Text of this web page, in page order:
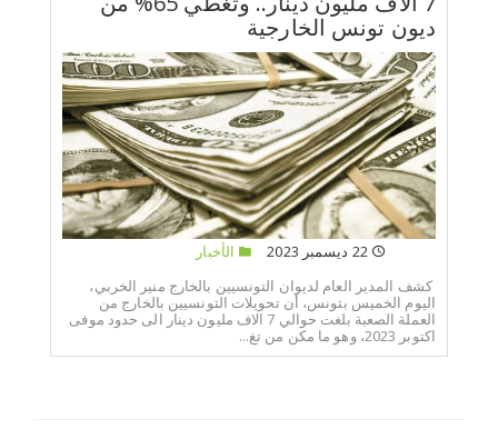
ديون تونس الخارجية
22 ديسمبر 2023
الأخبار
كشف المدير العام لديوان التونسيين بالخارج منير الخربي،
اليوم الخميس بتونس، أن تحويلات التونسيين بالخارج من
العملة الصعبة بلغت حوالي 7 الاف مليون دينار الى حدود موفى
اكتوبر 2023، وهو ما مكن من تغ...